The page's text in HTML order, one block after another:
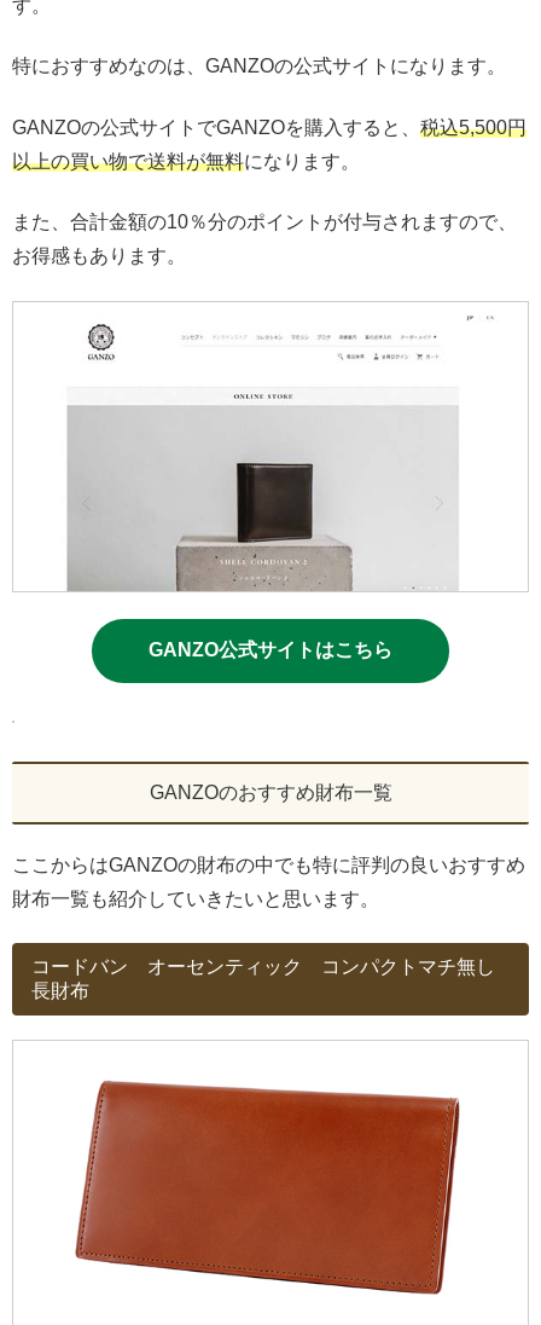
す。
特におすすめなのは、GANZOの公式サイトになります。
GANZOの公式サイトでGANZOを購入すると、 税込5,500円
以上の買い物で送料が無料になります。
また、合計金額の10％分のポイントが付与されますので、
お得感もあります。
GANZO公式サイトはこちら
GANZOのおすすめ財布一覧
ここからはGANZOの財布の中でも特に評判の良いおすすめ
財布一覧も紹介していきたいと思います。
コードバン オーセンティック コンパクトマチ無し
長財布